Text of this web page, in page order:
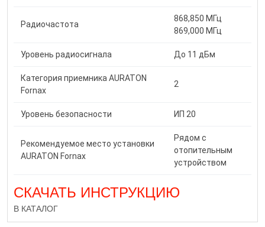
Радиочастота
868,850 МГц
869,000 МГц
Уровень радиосигнала До 11 дБм
Категория приемника AURATON
Fornax
2
Уровень безопасности ИП 20
Рекомендуемое место установки
AURATON Fornax
Рядом с
отопительным
устройством
СКАЧАТЬ ИНСТРУКЦИЮ
В КАТАЛОГ